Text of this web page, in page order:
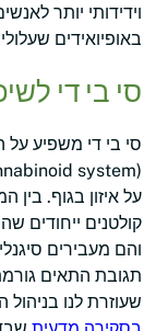
וידידותי יותר
באופיואידים
סי בי די
סי בי די משפיע על
על איזון בגוף.
קולטנים ייחודים
והם מעבירים
תגובת התאים
שעוזרת לנו בניהול